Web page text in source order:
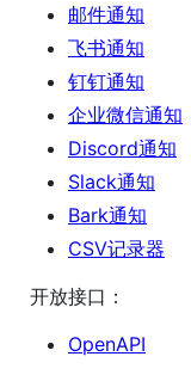
邮件通知
飞书通知
钉钉通知
企业微信通知
Discord通知
Slack通知
Bark通知
CSV记录器
开放接口：
OpenAPI